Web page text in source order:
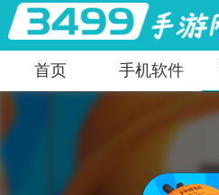
首页 手机软件